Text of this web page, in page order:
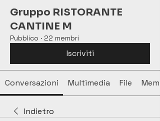
Gruppo RISTORANTE
CANTINE M
Pubblico · 22 membri
Iscriviti
Conversazioni Multimedia File
Indietro